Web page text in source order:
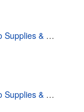
Parts-Repairing
Parts-Repairing